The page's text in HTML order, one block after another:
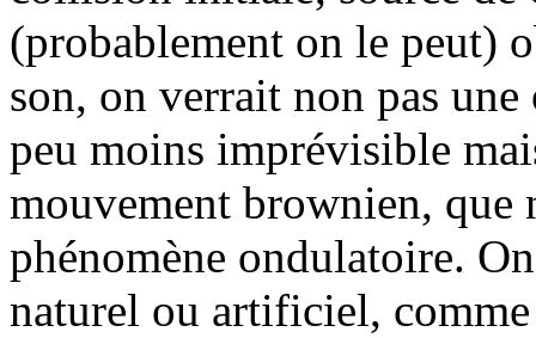
(probablement on le peut)
son, on verrait non pas
peu moins imprévisible
mouvement brownien, que
phénomène ondulatoire.
naturel ou artificiel,